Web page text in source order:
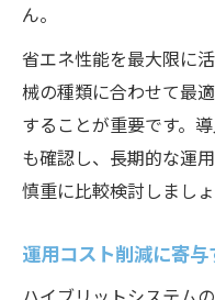
ん。
省エネ性能を最大限に
械の種類に合わせて最
することが重要です。
も確認し、長期的な運
慎重に比較検討しましょ
運用コスト削減に寄